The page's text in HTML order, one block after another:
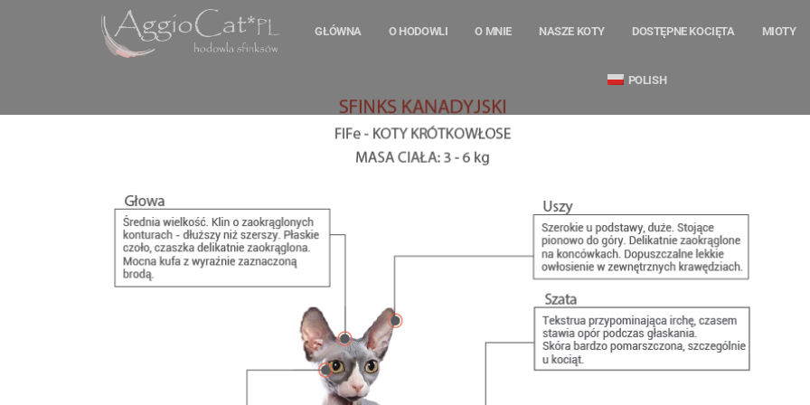
GŁÓWNA O HODOWLI O MNIE NASZE KOTY DOSTĘPNE KOCIĘTA MIOTY
POLISH